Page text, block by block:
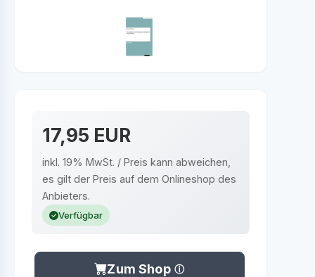
17,95 EUR
inkl. 19% MwSt. / Preis kann abweichen,
es gilt der Preis auf dem Onlineshop des
Anbieters.
Verfügbar
Zum Shop